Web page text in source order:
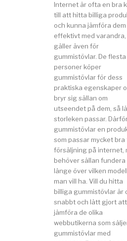
Internet är ofta en bra
till att hitta billiga
och kunna jämföra dem
effektivt med
gäller även för
gummistövlar. De flesta
personer köper
gummistövlar för dess
praktiska egenskaper
bryr sig sällan om
utseendet på dem, så
storleken passar.
gummistövlar en
som passar mycket bra
försäljning på internet,
behöver sällan fundera
länge över vilken modell
man vill ha. Vill du hitta
billiga gummistövlar är
snabbt och lätt gjort att
jämföra de olika
webbutikerna som
gummistövlar med